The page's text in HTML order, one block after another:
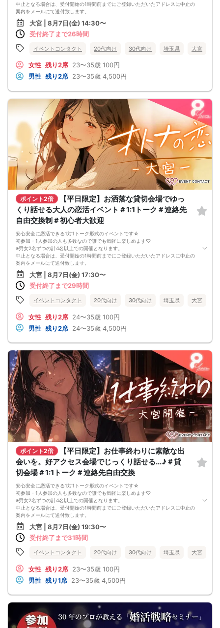
中止となる場合は、受付開始の1時間前までにご登録いただいたアドレスに中止の
案内をメールにて送付致します。
大宮駅「東口(北)」を出て左に進み、横断歩道を渡って左に進みます。
ゲームセンターとパチンコ屋の間にあるWEST SIDEの道を進み通りに出たら左に
進みます。
口腔外科クリニックが見えたら左に進み、大道りに出ましたらすぐ右手に昌栄ビ
【注意事項】
■ ご来場・時間について
当日は時間に余裕をもってお越しください。
やむを得ず欠席される場合は、必ずキャンセル手続きを行ってください。
遅刻される場合は、必ず事前に主催者へご連絡をお願いいたします。
開始時刻から10分を過ぎて、事前連絡のない遅刻はキャンセル扱いとなり、本イ
ベントにはご参加いただけません。
遅刻によりご案内できない場合、いかなる理由でも返金はできません。
■ 欠席・キャンセル・アカウントについて
無断欠席をされた場合、アカウント停止となる場合があります。
当日の遅刻や欠席により、開始時に全員が揃わない場合があります。
イベント当日の参加キャンセル・無断キャンセルにより、男女比が大きく崩れる
場合があります。
最少催行人数を下回った場合、イベントを中止する場合があります。
■ 人数・スケジュールについて
イベントページ内の「申込状況」等の人数は、キャンセル等により当日の参加人
数と異なる場合があります。
ご参加人数により、イベントの進行やスケジュールが変更となる場合がありま
す。
チケットに「受付終了」と表示されていても、キャンセルが発生した場合は再販
を行う可能性があります。
■ イベント中止・返金について
イベント中止時の返金対象は、チケット代金およびシステム手数料（コンビニ決
済の場合）のみとなります。
交通費・宿泊費・通信費等の返金は行いません。
本イベントチケットの現金精算は受け付けておりません。
■ 行為・マナーについて
弊社スタッフ・弊社社員に対する待ち伏せ、付きまとい、恋愛的な接触はご遠慮
ください。
威圧的な言動、暴力的な表現、ハラスメント行為は固くお断りします。
上記のような行為が確認された場合、
サービスを中断し、その場でご退場いただく場合があります。
また、今後のイベントや弊社サービスへのご参加をお断りする場合があります。
■ トラブルについて
イベント中および終了後に発生した参加者同士のトラブルについて、弊社は一切
大宮 | 8月7日(金) 14:30〜
受付終了まで26時間
イベントコンタクト 20代向け 30代向け 埼玉県 大宮
女性 残り2席 23〜35歳 100円
男性 残り2席 23〜35歳 4,500円
ポイント2倍
【平日限定】お洒落な貸切会場でゆっ
くり話せる大人の恋活イベント＃1:1トーク＃連絡先
自由交換制＃初心者大歓迎
安心安全に恋活できる1対1トーク形式のイベントです☆
初参加・1人参加の人も多数なので誰でも気軽に楽しめます♡
※男女2名ずつの計4名以上での開催となります。
中止となる場合は、受付開始の1時間前までにご登録いただいたアドレスに中止の
案内をメールにて送付致します。
大宮駅「東口(北)」を出て左に進み、横断歩道を渡って左に進みます。
ゲームセンターとパチンコ屋の間にあるWEST SIDEの道を進み通りに出たら左に
進みます。
口腔外科クリニックが見えたら左に進み、大道りに出ましたらすぐ右手に昌栄ビ
【注意事項】
■ ご来場・時間について
当日は時間に余裕をもってお越しください。
やむを得ず欠席される場合は、必ずキャンセル手続きを行ってください。
遅刻される場合は、必ず事前に主催者へご連絡をお願いいたします。
開始時刻から10分を過ぎて、事前連絡のない遅刻はキャンセル扱いとなり、本イ
ベントにはご参加いただけません。
遅刻によりご案内できない場合、いかなる理由でも返金はできません。
■ 欠席・キャンセル・アカウントについて
無断欠席をされた場合、アカウント停止となる場合があります。
当日の遅刻や欠席により、開始時に全員が揃わない場合があります。
イベント当日の参加キャンセル・無断キャンセルにより、男女比が大きく崩れる
場合があります。
最少催行人数を下回った場合、イベントを中止する場合があります。
■ 人数・スケジュールについて
イベントページ内の「申込状況」等の人数は、キャンセル等により当日の参加人
数と異なる場合があります。
ご参加人数により、イベントの進行やスケジュールが変更となる場合がありま
す。
チケットに「受付終了」と表示されていても、キャンセルが発生した場合は再販
を行う可能性があります。
■ イベント中止・返金について
イベント中止時の返金対象は、チケット代金およびシステム手数料（コンビニ決
済の場合）のみとなります。
交通費・宿泊費・通信費等の返金は行いません。
本イベントチケットの現金精算は受け付けておりません。
■ 行為・マナーについて
弊社スタッフ・弊社社員に対する待ち伏せ、付きまとい、恋愛的な接触はご遠慮
ください。
威圧的な言動、暴力的な表現、ハラスメント行為は固くお断りします。
上記のような行為が確認された場合、
サービスを中断し、その場でご退場いただく場合があります。
また、今後のイベントや弊社サービスへのご参加をお断りする場合があります。
■ トラブルについて
イベント中および終了後に発生した参加者同士のトラブルについて、弊社は一切
大宮 | 8月7日(金) 17:30〜
受付終了まで29時間
イベントコンタクト 20代向け 30代向け 埼玉県 大宮
女性 残り2席 24〜35歳 100円
男性 残り2席 24〜35歳 4,500円
ポイント2倍
【平日限定】お仕事終わりに素敵な出
会いを。好アクセス会場でじっくり話せる...♪＃貸
切会場＃1:1トーク＃連絡先自由交換
安心安全に恋活できる1対1トーク形式のイベントです☆
初参加・1人参加の人も多数なので誰でも気軽に楽しめます♡
※男女2名ずつの計4名以上での開催となります。
中止となる場合は、受付開始の1時間前までにご登録いただいたアドレスに中止の
案内をメールにて送付致します。
大宮駅「東口(北)」を出て左に進み、横断歩道を渡って左に進みます。
ゲームセンターとパチンコ屋の間にあるWEST SIDEの道を進み通りに出たら左に
進みます。
口腔外科クリニックが見えたら左に進み、大道りに出ましたらすぐ右手に昌栄ビ
【注意事項】
■ ご来場・時間について
当日は時間に余裕をもってお越しください。
やむを得ず欠席される場合は、必ずキャンセル手続きを行ってください。
遅刻される場合は、必ず事前に主催者へご連絡をお願いいたします。
開始時刻から10分を過ぎて、事前連絡のない遅刻はキャンセル扱いとなり、本イ
ベントにはご参加いただけません。
遅刻によりご案内できない場合、いかなる理由でも返金はできません。
大宮 | 8月7日(金) 19:30〜
受付終了まで31時間
イベントコンタクト 20代向け 30代向け 埼玉県 大宮
女性 残り2席 23〜35歳 100円
男性 残り1席 23〜35歳 4,500円